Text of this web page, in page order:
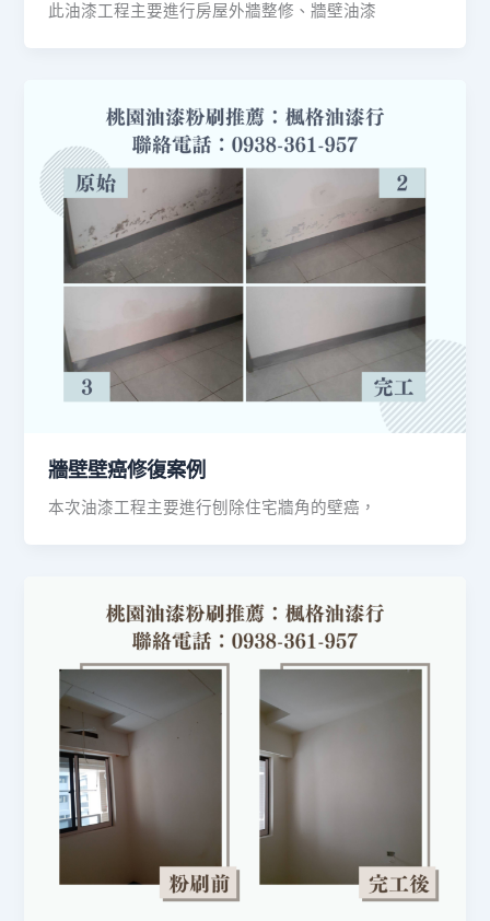
此油漆工程主要進行房屋外牆整修、牆壁油漆
牆壁壁癌修復案例
本次油漆工程主要進行刨除住宅牆角的壁癌，